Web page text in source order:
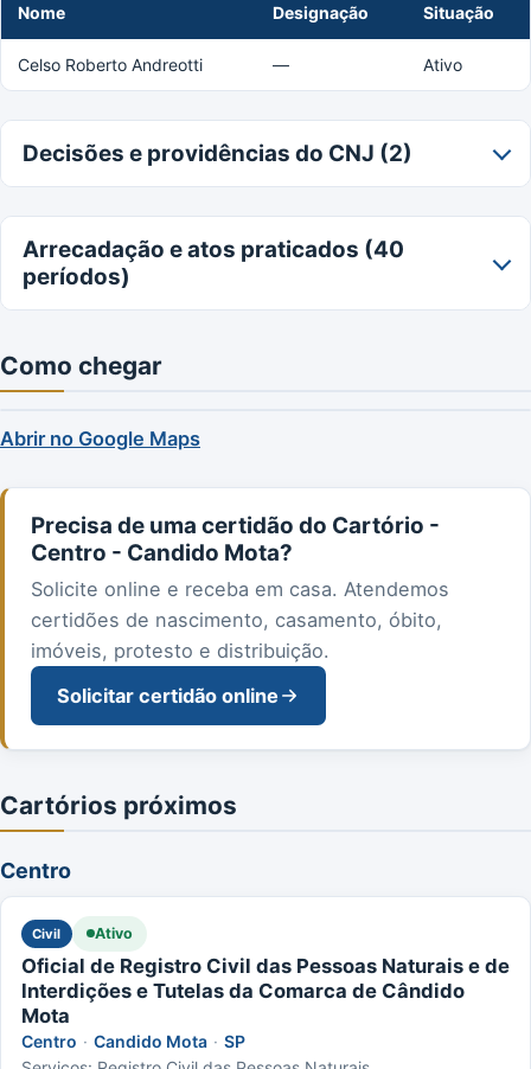
Nome Designação Situação
Celso Roberto Andreotti — Ativo
Decisões e providências do CNJ (2)
Arrecadação e atos praticados (40
períodos)
Como chegar
Abrir no Google Maps
Precisa de uma certidão do Cartório -
Centro - Candido Mota?
Solicite online e receba em casa. Atendemos
certidões de nascimento, casamento, óbito,
imóveis, protesto e distribuição.
Solicitar certidão online
Cartórios próximos
Centro
Civil Ativo
Oficial de Registro Civil das Pessoas Naturais e de
Interdições e Tutelas da Comarca de Cândido
Mota
Centro · Candido Mota · SP